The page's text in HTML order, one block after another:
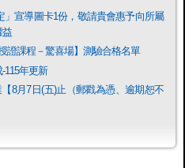
宣導圖卡1份，敬請貴會惠予向所屬
益
證課程－驚喜場】測驗合格名單
115年更新
8月7日(五)止（郵戳為憑、逾期恕不